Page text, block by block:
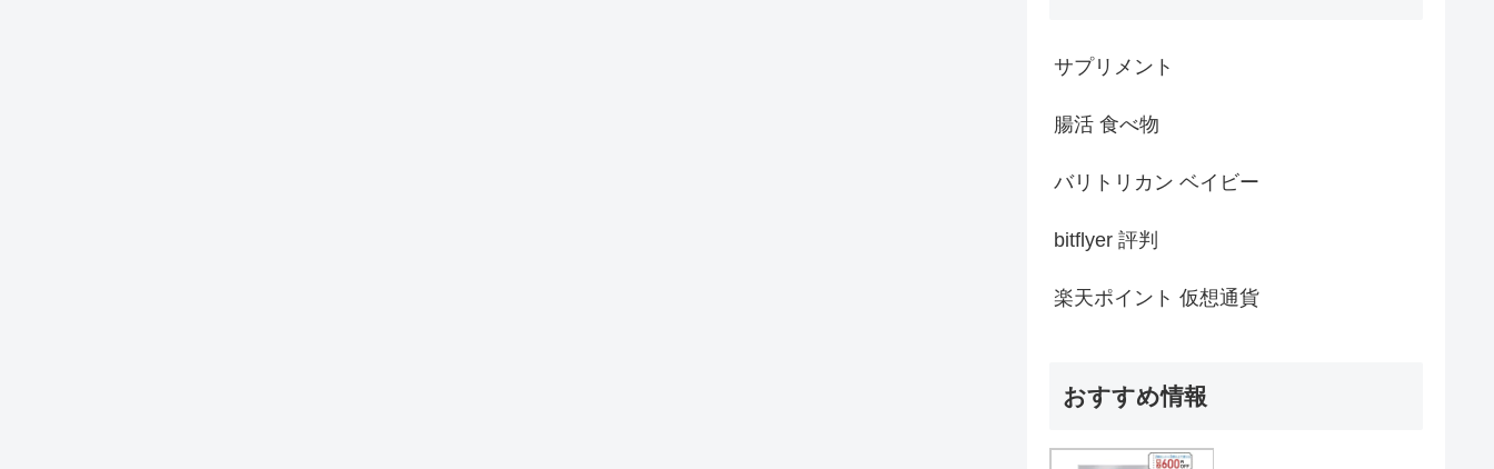
サプリメント
腸活 食べ物
バリトリカン ベイビー
bitflyer 評判
楽天ポイント 仮想通貨
おすすめ情報